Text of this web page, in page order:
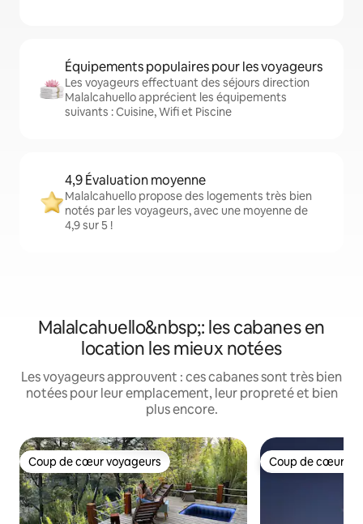
Équipements populaires pour les voyageurs
Les voyageurs effectuant des séjours direction
Malalcahuello apprécient les équipements
suivants : Cuisine, Wifi et Piscine
4,9 Évaluation moyenne
Malalcahuello propose des logements très bien
notés par les voyageurs, avec une moyenne de
4,9 sur 5 !
Malalcahuello&nbsp;: les cabanes en
location les mieux notées
Les voyageurs approuvent : ces cabanes sont très bien
notées pour leur emplacement, leur propreté et bien
plus encore.
Coup de cœur voyageurs
Coup de cœur voyageurs Coup de cœur
Coup de cœur